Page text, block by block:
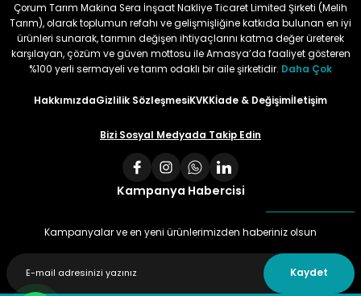
Çorum Tarım Makina Sera İnşaat Nakliye Ticaret Limited Şirketi (Melih
Tarım), olarak toplumun refahı ve gelişmişliğine katkıda bulunan en iyi
ürünleri sunarak, tarımın değişen ihtiyaçlarını katma değer üreterek
karşılayan, çözüm ve güven mottosu ile Amasya’da faaliyet gösteren
%100 yerli sermayeli ve tarım odaklı bir aile şirketidir. Daha Çok
HakkımızdaGizlilik SözleşmesiKVKKİade & Değişimİletişim
Bizi Sosyal Medyada Takip Edin
Kampanya Habercisi
Kampanyalar ve en yeni ürünlerimizden haberiniz olsun
Kaydet